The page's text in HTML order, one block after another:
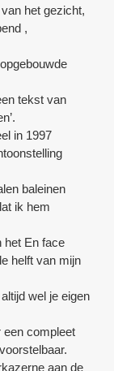
het gezicht,
,
tekst van
in 1997
baleinen
ik hem
het En face
helft van mijn
wel je eigen
een compleet
aan de